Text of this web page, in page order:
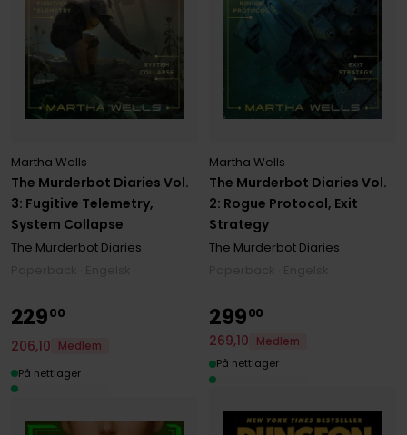
The Murderbot Diaries Vol.
3: Fugitive Telemetry,
System Collapse
Martha Wells
The Murderbot Diaries
The Murderbot Diaries Vol.
2: Rogue Protocol, Exit
Strategy
Martha Wells
The Murderbot Diaries
22900
206,10
Medlem
På nettlager
29900
269,10
Medlem
På nettlager